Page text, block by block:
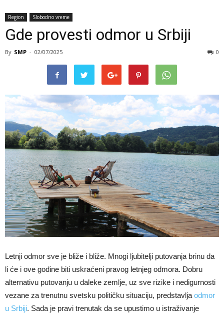
Region Slobodno vreme
Gde provesti odmor u Srbiji
By SMP - 02/07/2025 0
Letnji odmor sve je bliže i bliže. Mnogi ljubitelji putovanja brinu da
li će i ove godine biti uskraćeni pravog letnjeg odmora. Dobru
alternativu putovanju u daleke zemlje, uz sve rizike i nedigurnosti
vezane za trenutnu svetsku političku situaciju, predstavlja odmor
u Srbiji. Sada je pravi trenutak da se upustimo u istraživanje